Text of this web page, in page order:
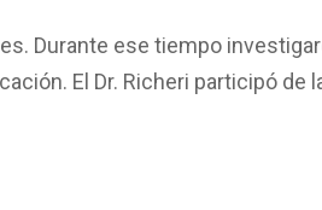
Durante ese tiempo
El Dr. Richeri participó de